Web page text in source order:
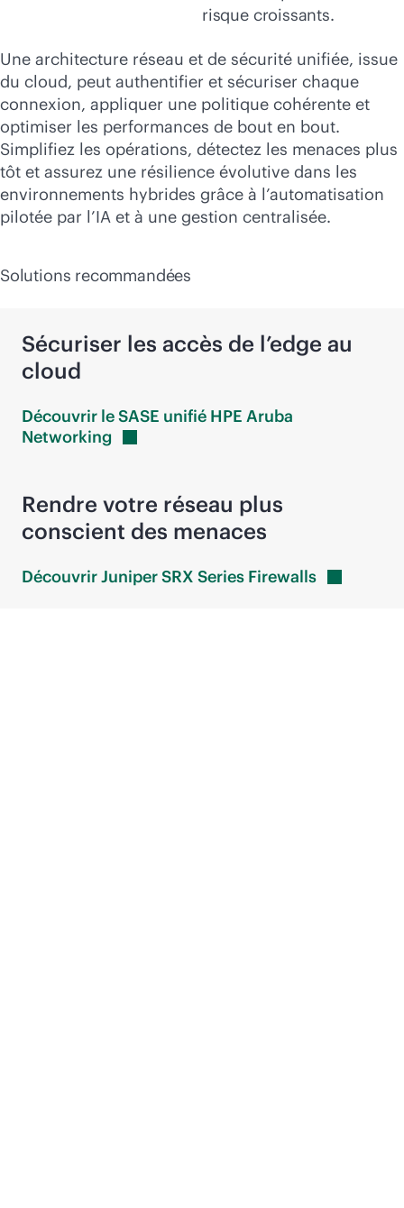
risque croissants.
Une architecture réseau et de sécurité unifiée, issue
du cloud, peut authentifier et sécuriser chaque
connexion, appliquer une politique cohérente et
optimiser les performances de bout en bout.
Simplifiez les opérations, détectez les menaces plus
tôt et assurez une résilience évolutive dans les
environnements hybrides grâce à l’automatisation
pilotée par l’IA et à une gestion centralisée.
Solutions recommandées
Sécuriser les accès de l’edge au
cloud
Découvrir le SASE unifié HPE Aruba
Networking
Rendre votre réseau plus
conscient des menaces
Découvrir Juniper SRX Series Firewalls